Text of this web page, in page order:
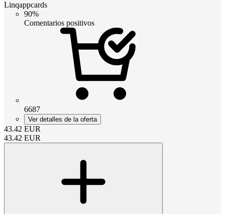
Linqappcards
90%
Comentarios positivos
6687
Ver detalles de la oferta
43.42 EUR
43.42 EUR